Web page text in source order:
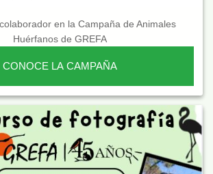
en la Campaña de Animales
Huérfanos de GREFA
CONOCE LA CAMPAÑA